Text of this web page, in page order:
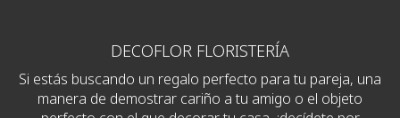
DECOFLOR FLORISTERÍA
Si estás buscando un regalo perfecto para tu pareja, una
manera de demostrar cariño a tu amigo o el objeto